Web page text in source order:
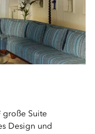
große Suite
Design und